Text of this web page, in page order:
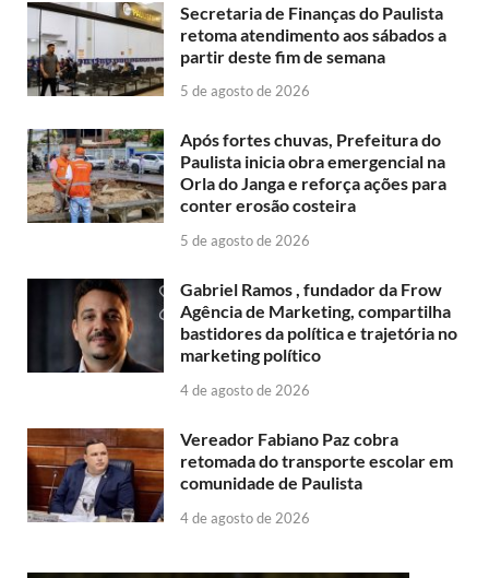
Secretaria de Finanças do Paulista
retoma atendimento aos sábados a
partir deste fim de semana
5 de agosto de 2026
Após fortes chuvas, Prefeitura do
Paulista inicia obra emergencial na
Orla do Janga e reforça ações para
conter erosão costeira
5 de agosto de 2026
Gabriel Ramos , fundador da Frow
Agência de Marketing, compartilha
bastidores da política e trajetória no
marketing político
4 de agosto de 2026
Vereador Fabiano Paz cobra
retomada do transporte escolar em
comunidade de Paulista
4 de agosto de 2026